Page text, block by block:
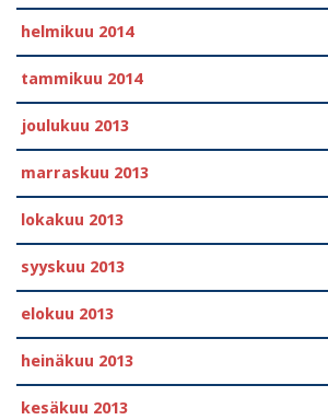
helmikuu 2014
tammikuu 2014
joulukuu 2013
marraskuu 2013
lokakuu 2013
syyskuu 2013
elokuu 2013
heinäkuu 2013
kesäkuu 2013